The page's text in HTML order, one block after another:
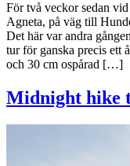
För två veckor sedan
Agneta, på väg till
Det här var andra
tur för ganska precis ett
och 30 cm ospårad […]
Midnight hike